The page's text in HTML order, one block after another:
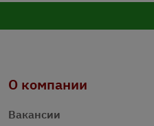
О компании
Вакансии